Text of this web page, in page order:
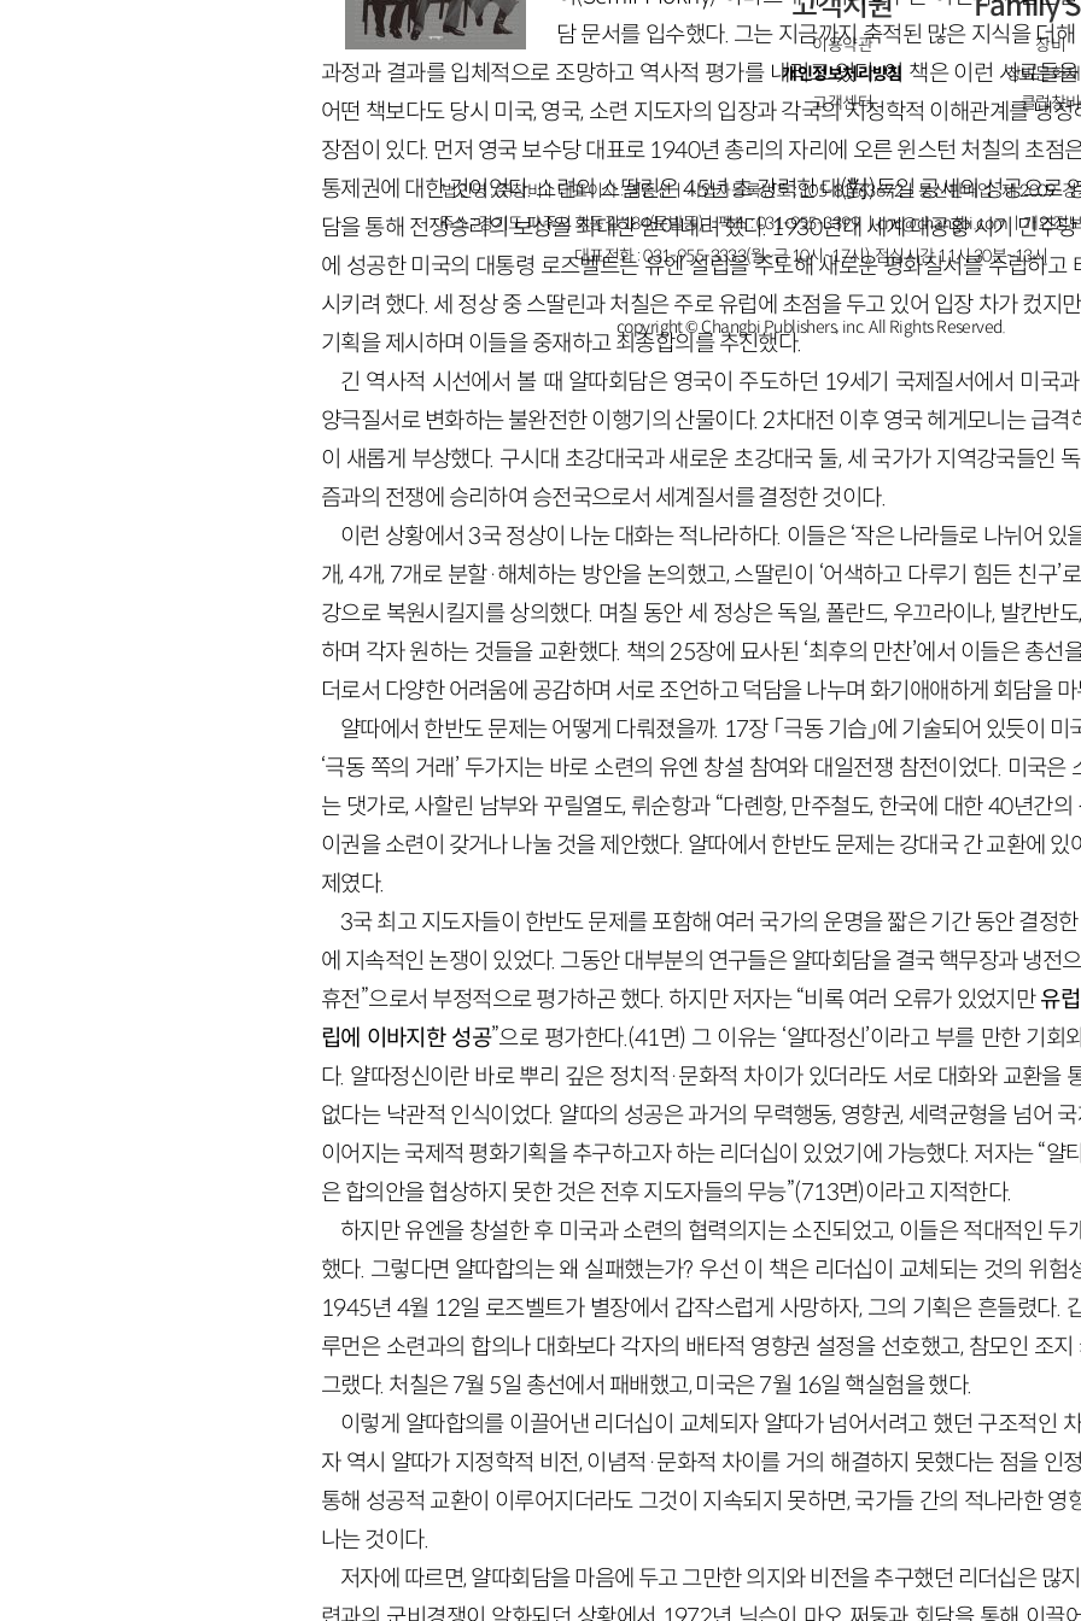
담 문서를 입수했다. 그는 지금까지 축적된 많은 지식을 더
과정과 결과를 입체적으로 조망하고 역사적 평가를 내리고 있다. 이 책은 이런 사료들
어떤 책보다도 당시 미국, 영국, 소련 지도자의 입장과 각국의 지정학적 이해관계를 냉
장점이 있다. 먼저 영국 보수당 대표로 1940년 총리의 자리에 오른 윈스턴 처칠의 초점
통제권에 대한 것이었다. 소련의 스딸린은 45년 초 강력한 대(對)독일 공세의 성공으로
담을 통해 전쟁승리의 보상을 최대한 얻어내려 했다. 1930년대 세계 대공황 시기 민주
에 성공한 미국의 대통령 로즈벨트는 유엔 설립을 주도해 새로운 평화질서를 수립하고
시키려 했다. 세 정상 중 스딸린과 처칠은 주로 유럽에 초점을 두고 있어 입장 차가 컸지
기획을 제시하며 이들을 중재하고 최종합의를 추진했다.
긴 역사적 시선에서 볼 때 얄따회담은 영국이 주도하던 19세기 국제질서에서 미국
양극질서로 변화하는 불완전한 이행기의 산물이다. 2차대전 이후 영국 헤게모니는 급격
이 새롭게 부상했다. 구시대 초강대국과 새로운 초강대국 둘, 세 국가가 지역강국들인
즘과의 전쟁에 승리하여 승전국으로서 세계질서를 결정한 것이다.
이런 상황에서 3국 정상이 나눈 대화는 적나라하다. 이들은 ‘작은 나라들로 나뉘어 있
개, 4개, 7개로 분할·해체하는 방안을 논의했고, 스딸린이 ‘어색하고 다루기 힘든 친구’
강으로 복원시킬지를 상의했다. 며칠 동안 세 정상은 독일, 폴란드, 우끄라이나, 발칸반
하며 각자 원하는 것들을 교환했다. 책의 25장에 묘사된 ‘최후의 만찬’에서 이들은 총선
더로서 다양한 어려움에 공감하며 서로 조언하고 덕담을 나누며 화기애애하게 회담을
얄따에서 한반도 문제는 어떻게 다뤄졌을까. 17장 「극동 기습」에 기술되어 있듯이
‘극동 쪽의 거래’ 두가지는 바로 소련의 유엔 창설 참여와 대일전쟁 참전이었다. 미국은
는 댓가로, 사할린 남부와 꾸릴열도, 뤼순항과 “다롄항, 만주철도, 한국에 대한 40년간
이권을 소련이 갖거나 나눌 것을 제안했다. 얄따에서 한반도 문제는 강대국 간 교환에
제였다.
3국 최고 지도자들이 한반도 문제를 포함해 여러 국가의 운명을 짧은 기간 동안 결정
에 지속적인 논쟁이 있었다. 그동안 대부분의 연구들은 얄따회담을 결국 핵무장과 냉전
휴전”으로서 부정적으로 평가하곤 했다. 하지만 저자는 “비록 여러 오류가 있었지만유
립에 이바지한 성공”으로 평가한다.(41면) 그 이유는 ‘얄따정신’이라고 부를 만한 기회
다. 얄따정신이란 바로 뿌리 깊은 정치적·문화적 차이가 있더라도 서로 대화와 교환을
없다는 낙관적 인식이었다. 얄따의 성공은 과거의 무력행동, 영향권, 세력균형을 넘어
이어지는 국제적 평화기획을 추구하고자 하는 리더십이 있었기에 가능했다. 저자는 “얄
은 합의안을 협상하지 못한 것은 전후 지도자들의 무능”(713면)이라고 지적한다.
하지만 유엔을 창설한 후 미국과 소련의 협력의지는 소진되었고, 이들은 적대적인 두
했다. 그렇다면 얄따합의는 왜 실패했는가? 우선 이 책은 리더십이 교체되는 것의 위험
1945년 4월 12일 로즈벨트가 별장에서 갑작스럽게 사망하자, 그의 기획은 흔들렸다.
루먼은 소련과의 합의나 대화보다 각자의 배타적 영향권 설정을 선호했고, 참모인 조
그랬다. 처칠은 7월 5일 총선에서 패배했고, 미국은 7월 16일 핵실험을 했다.
이렇게 얄따합의를 이끌어낸 리더십이 교체되자 얄따가 넘어서려고 했던 구조적인
자 역시 얄따가 지정학적 비전, 이념적·문화적 차이를 거의 해결하지 못했다는 점을 인
통해 성공적 교환이 이루어지더라도 그것이 지속되지 못하면, 국가들 간의 적나라한 영
나는 것이다.
저자에 따르면, 얄따회담을 마음에 두고 그만한 의지와 비전을 추구했던 리더십은 많
이용약관
개인정보처리방침
고객센터
창비
창비문화
클럽창비
법인명 : ㈜창비ㅣ대표이사 : 염종선ㅣ사업자등록번호 : 105-81-63672ㅣ통신판매업 : 제 2009-
주소 : 경기도 파주시 회동길 184(문발동)ㅣ팩스 : 031-955-3399 ㅣcnc@changbi.comㅣ개인정
대표전화 : 031-955-3333(월~금 10시~17시), 점심시간 11시 30분~13시
copyright © Changbi Publishers, inc. All Rights Reserved.